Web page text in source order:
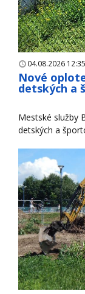
04.08.2026
Nové
detských a
Mestské služby
detských a